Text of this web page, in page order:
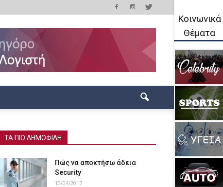
ΤΑ ΠΙΟ ΔΗΜΟΦΙΛΗ
Πώς να αποκτήσω άδεια
Security
13/04/2017
Κοινωνικά
Θέματα